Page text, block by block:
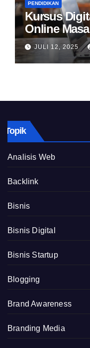
PENDIDIKAN
Kursus
Online
JULI 12, 2025
Topik
Analisis Web
Backlink
Bisnis
Bisnis Digital
Bisnis Startup
Blogging
Brand Awareness
Branding Media